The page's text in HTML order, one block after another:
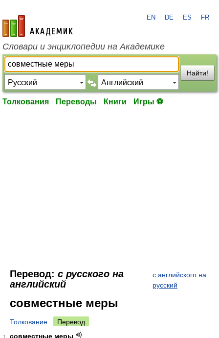
academic.ru
EN DE ES FR
Словари и энциклопедии на Академике
Найти!
Толкования Переводы Книги Игры ⚽
Перевод: с русского на
английский
с английского на
русский
совместные меры
Толкование Перевод
совместные меры